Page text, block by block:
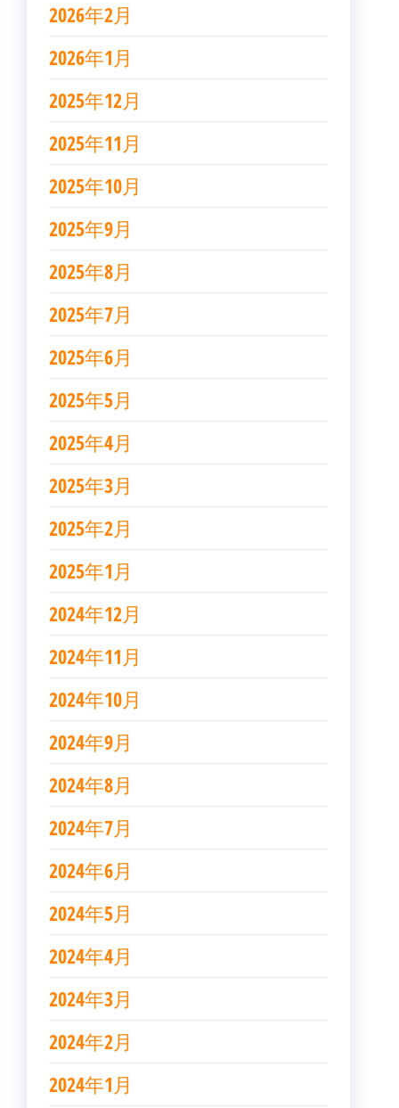
2026年2月
2026年1月
2025年12月
2025年11月
2025年10月
2025年9月
2025年8月
2025年7月
2025年6月
2025年5月
2025年4月
2025年3月
2025年2月
2025年1月
2024年12月
2024年11月
2024年10月
2024年9月
2024年8月
2024年7月
2024年6月
2024年5月
2024年4月
2024年3月
2024年2月
2024年1月